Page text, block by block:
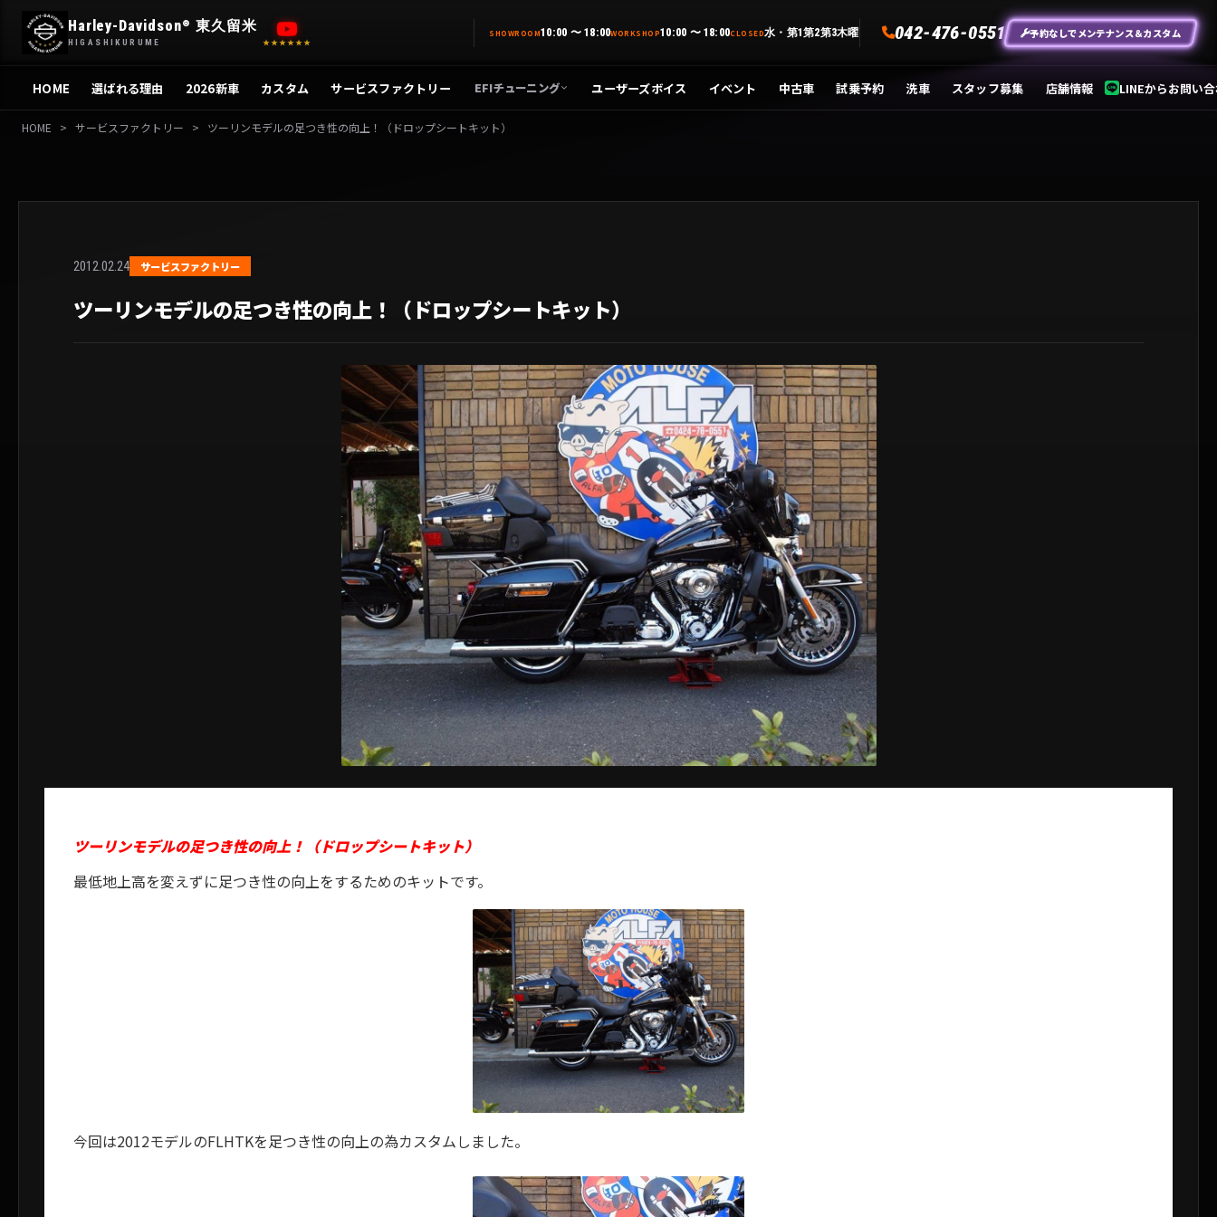
Harley-Davidson® 東久留米
HIGASHIKURUME ★★★★★★
SHOWROOM10:00 〜 18:00WORKSHOP10:00 〜 18:00CLOSED水・第1第2第3木曜 042-476-0551 予約なしでメンテナンス＆カスタム
HOME 選ばれる理由 2026新車 カスタム サービスファクトリー EFIチューニング ユーザーズボイス イベント 中古車 試乗予約 洗車 スタッフ募集 店舗情報 LINEからお問い
HOME > サービスファクトリー > ツーリンモデルの足つき性の向上！（ドロップシートキット）
2012.02.24 サービスファクトリー
ツーリンモデルの足つき性の向上！（ドロップシートキット）
ツーリンモデルの足つき性の向上！（ドロップシートキット）
最低地上高を変えずに足つき性の向上をするためのキットです。
今回は2012モデルのFLHTKを足つき性の向上の為カスタムしました。